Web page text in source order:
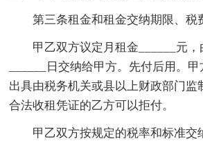
第三条租金和租金交纳期限、税
甲乙双方议定月租金______元，
______日交纳给甲方。先付后用。
出具由税务机关或县以上财政部门监
合法收租凭证的乙方可以拒付。
甲乙双方按规定的税率和标准交